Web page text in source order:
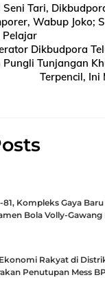
Seni Tari,
Wabup Joko;
Pelajar
Dikbudpora
Tunjangan
Terpencil, Ini
81, Kompleks Gaya
Bola Volly-Gawang
Rakyat di
Penutupan Mess